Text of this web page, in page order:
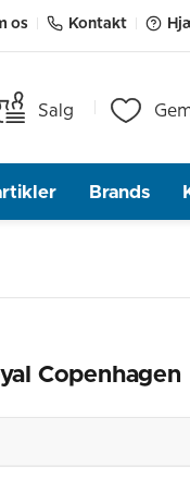
os Kontakt
Salg
Brands
Copenhagen